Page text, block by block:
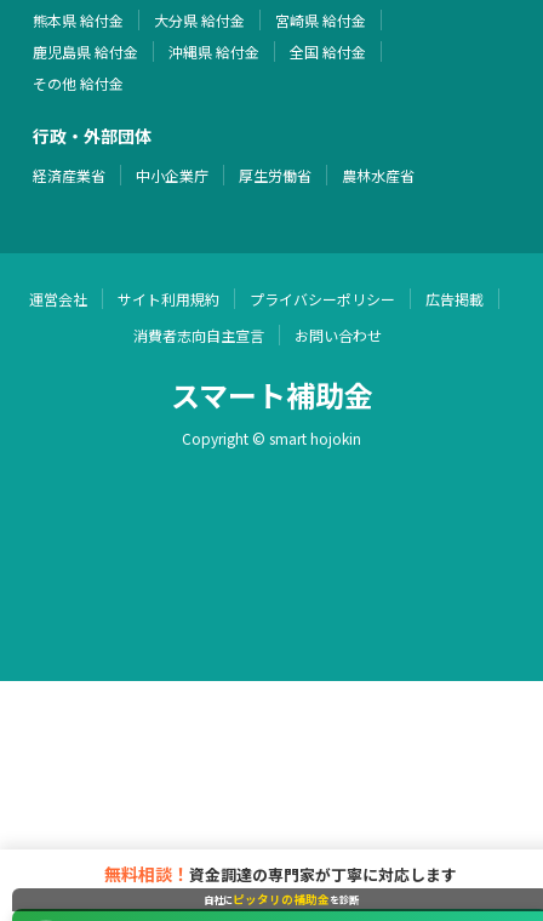
熊本県 給付金
大分県 給付金
宮崎県 給付金
鹿児島県 給付金
沖縄県 給付金
全国 給付金
その他 給付金
行政・外部団体
経済産業省 中小企業庁 厚生労働省 農林水産省
運営会社 サイト利用規約 プライバシーポリシー
広告掲載
消費者志向自主宣言
お問い合わせ
スマート補助金
Copyright © smart hojokin
無料相談！ 資金調達の専門家が丁寧に対応します
自社にピッタリの補助金を診断